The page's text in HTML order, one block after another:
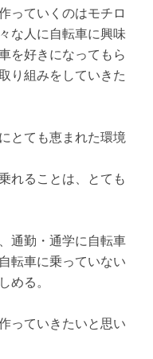
っていくのはモチロ
な人に自転車に興味
を好きになってもら
り組みをしていきた
とても恵まれた環境
れることは、とても
通勤・通学に自転車
転車に乗っていない
める。
っていきたいと思い